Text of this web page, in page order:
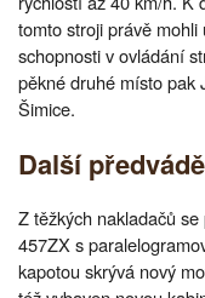
tomto stroji právě
schopnosti v ovládání
pěkné druhé místo pak
Šimice.
Další
Z těžkých nakladačů
457ZX s
kapotou skrývá nový